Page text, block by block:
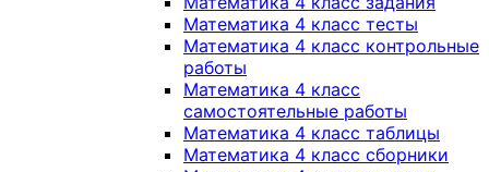
Математика 4 класс тесты
Математика 4 класс контрольные
работы
Математика 4 класс
самостоятельные работы
Математика 4 класс таблицы
Математика 4 класс сборники